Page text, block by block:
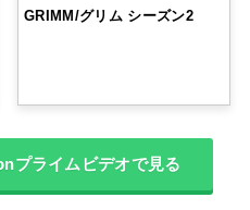
GRIMM/グリム シーズン2
プライムビデオで見る